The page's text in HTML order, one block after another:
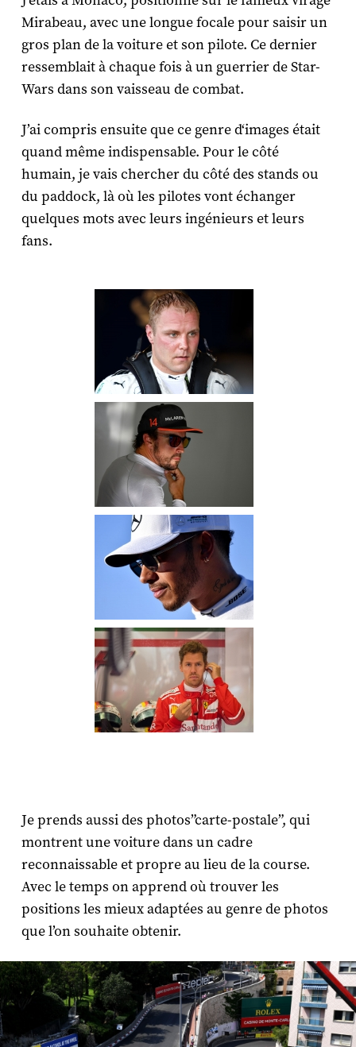
Mirabeau, avec une longue focale pour saisir un
gros plan de la voiture et son pilote. Ce dernier
ressemblait à chaque fois à un guerrier de Star-
Wars dans son vaisseau de combat.
J’ai compris ensuite que ce genre d‘images était
quand même indispensable. Pour le côté
humain, je vais chercher du côté des stands ou
du paddock, là où les pilotes vont échanger
quelques mots avec leurs ingénieurs et leurs
fans.
Je prends aussi des photos”carte-postale”, qui
montrent une voiture dans un cadre
reconnaissable et propre au lieu de la course.
Avec le temps on apprend où trouver les
positions les mieux adaptées au genre de photos
que l’on souhaite obtenir.